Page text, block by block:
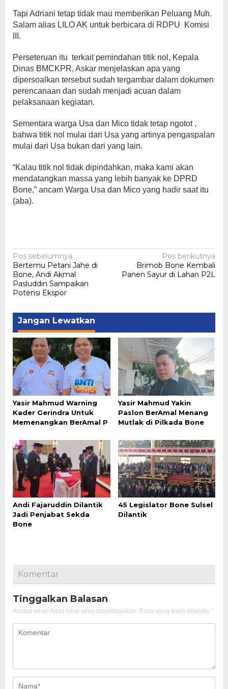
Tapi Adriani tetap tidak mau memberikan Peluang Muh.
Salam alias LILO AK untuk berbicara di RDPU Komisi
III.
Perseteruan itu terkait pemindahan titik nol, Kepala
Dinas BMCKPR, Askar menjelaskan apa yang
dipersoalkan tersebut sudah tergambar dalam dokumen
perencanaan dan sudah menjadi acuan dalam
pelaksanaan kegiatan.
Sementara warga Usa dan Mico tidak tetap ngotot ,
bahwa titik nol mulai dari Usa yang artinya pengaspalan
mulai dari Usa bukan dari yang lain.
“Kalau titik nol tidak dipindahkan, maka kami akan
mendatangkan massa yang lebih banyak ke DPRD
Bone,” ancam Warga Usa dan Mico yang hadir saat itu
(aba).
Navigasi
pos
Pos sebelumnya
Bertemu Petani Jahe di
Bone, Andi Akmal
Pasluddin Sampaikan
Potensi Ekspor
Pos berikutnya
Brimob Bone Kembali
Panen Sayur di Lahan P2L
Jangan Lewatkan
Yasir Mahmud Warning
Kader Gerindra Untuk
Memenangkan BerAmal P
Yasir Mahmud Yakin
Paslon BerAmal Menang
Mutlak di Pilkada Bone
Andi Fajaruddin Dilantik
Jadi Penjabat Sekda
Bone
45 Legislator Bone Sulsel
Dilantik
Komentar
Tinggalkan Balasan
Alamat email Anda tidak akan dipublikasikan. Ruas yang wajib ditandai *